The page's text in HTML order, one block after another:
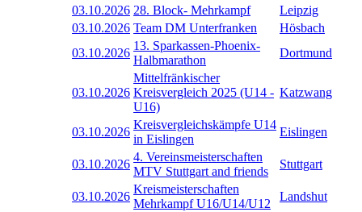
03.10.2026 28. Block- Mehrkampf
Leipzig
03.10.2026 Team DM Unterfranken
Hösbach
03.10.2026
13. Sparkassen-Phoenix-
Halbmarathon
Dortmund
03.10.2026
Mittelfränkischer
Kreisvergleich 2025 (U14 -
U16)
Katzwang
03.10.2026
Kreisvergleichskämpfe U14
in Eislingen
Eislingen
03.10.2026
4. Vereinsmeisterschaften
MTV Stuttgart and friends
Stuttgart
03.10.2026
Kreismeisterschaften
Mehrkampf U16/U14/U12
Landshut